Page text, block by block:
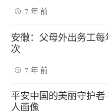
7 年 前
安徽：父母外出务工
次
7 年 前
平安中国的美丽守护
人画像